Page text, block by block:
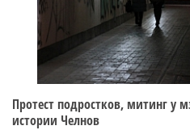
Протест подростков, митинг у
истории Челнов